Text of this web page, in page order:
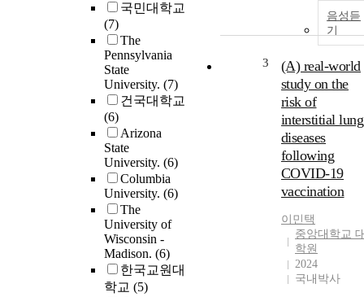
국민대학교
(7)
The
Pennsylvania
State
University. (7)
건국대학교
(6)
Arizona
State
University. (6)
Columbia
University. (6)
The
University of
Wisconsin -
Madison. (6)
한국교원대
학교 (5)
음성듣
기
3
(A) real-world
study on the
risk of
interstitial lung
diseases
following
COVID-19
vaccination
이민택
중앙대학교
학원
2024
국내박사